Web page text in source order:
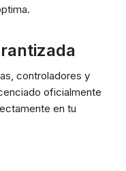
controladores y
oficialmente
en tu